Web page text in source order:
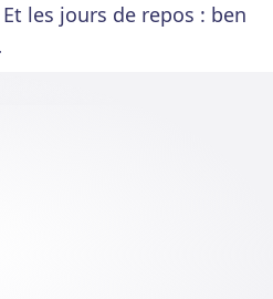
les jours de repos : ben